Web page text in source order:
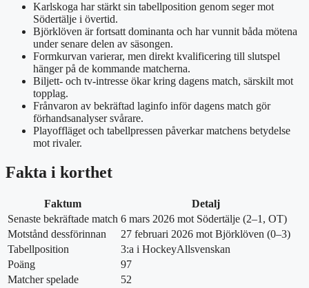
Karlskoga har stärkt sin tabellposition genom seger mot
Södertälje i övertid.
Björklöven är fortsatt dominanta och har vunnit båda mötena
under senare delen av säsongen.
Formkurvan varierar, men direkt kvalificering till slutspel
hänger på de kommande matcherna.
Biljett- och tv-intresse ökar kring dagens match, särskilt mot
topplag.
Frånvaron av bekräftad laginfo inför dagens match gör
förhandsanalyser svårare.
Playoffläget och tabellpressen påverkar matchens betydelse
mot rivaler.
Fakta i korthet
Faktum
Detalj
Senaste bekräftade match 6 mars 2026 mot Södertälje (2–1, OT)
Motstånd dessförinnan
27 februari 2026 mot Björklöven (0–3)
Tabellposition
3:a i HockeyAllsvenskan
Poäng
97
Matcher spelade
52